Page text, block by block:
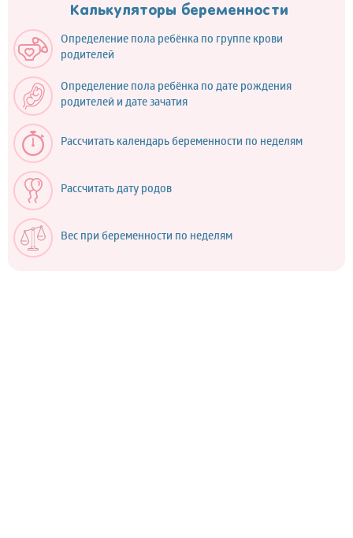
Калькуляторы беременности
Определение пола ребёнка по группе крови
родителей
Определение пола ребёнка по дате рождения
родителей и дате зачатия
Рассчитать календарь беременности по неделям
Рассчитать дату родов
Вес при беременности по неделям